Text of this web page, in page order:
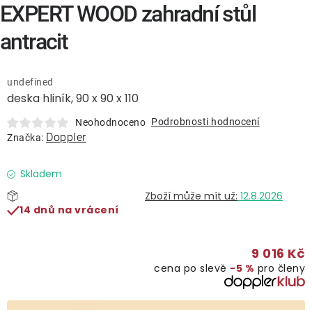
Lavice a houpačky
Lehátka
Doplňky
Deštníky
Gastro produkty
deska hliník, 90 x 90 x 110
undefined
Neohodnoceno Podrobnosti hodnocení
Značka: Doppler
Skladem
12.8.2026
14 dnů na vrácení
9 016 Kč
cena po slevě −5 % pro členy
EXPERT WOOD zahradní stůl
antracit